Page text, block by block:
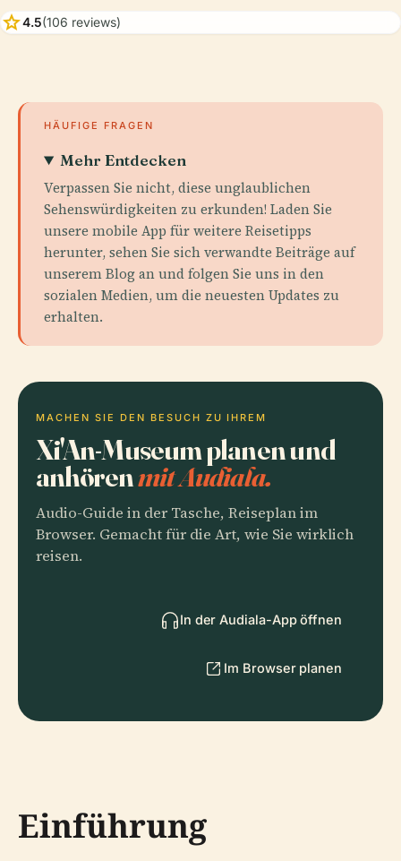
star4.5(106 reviews)
HÄUFIGE FRAGEN
Mehr Entdecken
Verpassen Sie nicht, diese unglaublichen
Sehenswürdigkeiten zu erkunden! Laden Sie
unsere mobile App für weitere Reisetipps
herunter, sehen Sie sich verwandte Beiträge auf
unserem Blog an und folgen Sie uns in den
sozialen Medien, um die neuesten Updates zu
erhalten.
MACHEN SIE DEN BESUCH ZU IHREM
Xi'An-Museum planen und
anhörenmit Audiala.
Audio-Guide in der Tasche, Reiseplan im
Browser. Gemacht für die Art, wie Sie wirklich
reisen.
In der Audiala-App öffnen
Im Browser planen
Einführung